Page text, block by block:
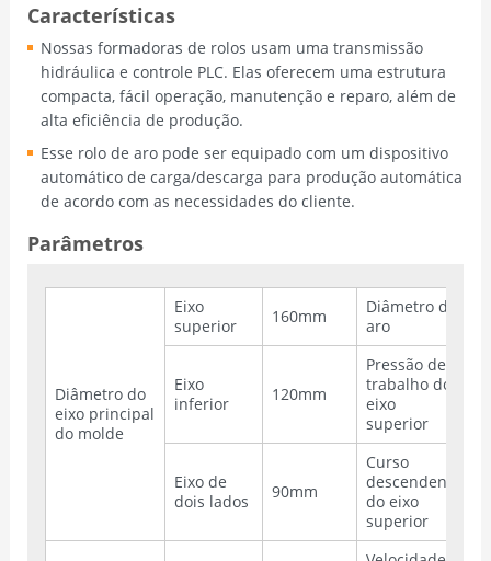
Características
Nossas formadoras de rolos usam uma transmissão
hidráulica e controle PLC. Elas oferecem uma estrutura
compacta, fácil operação, manutenção e reparo, além de
alta eficiência de produção.
Esse rolo de aro pode ser equipado com um dispositivo
automático de carga/descarga para produção automática
de acordo com as necessidades do cliente.
Parâmetros
Diâmetro do
eixo principal
do molde
Eixo
superior
160mm
Diâmetro do
aro
Eixo
inferior
120mm
Pressão de
trabalho do
eixo
superior
Eixo de
dois lados
90mm
Curso
descendente
do eixo
superior